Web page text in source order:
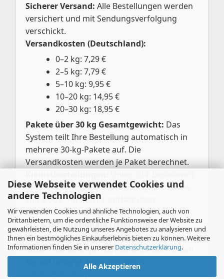
Diese Webseite verwendet Cookies und
andere Technologien
Wir verwenden Cookies und ähnliche Technologien, auch von
Drittanbietern, um die ordentliche Funktionsweise der Website zu
gewährleisten, die Nutzung unseres Angebotes zu analysieren und
Ihnen ein bestmögliches Einkaufserlebnis bieten zu können. Weitere
Informationen finden Sie in unserer Datenschutzerklärung.
Alle Akzeptieren
Sicherer Versand: Alle Bestellungen werden
versichert und mit Sendungsverfolgung
verschickt.
Versandkosten (Deutschland):
0–2 kg: 7,29 €
2–5 kg: 7,79 €
5–10 kg: 9,95 €
10–20 kg: 14,95 €
20–30 kg: 18,95 €
Pakete über 30 kg Gesamtgewicht: Das
System teilt Ihre Bestellung automatisch in
mehrere 30-kg-Pakete auf. Die
Versandkosten werden je Paket berechnet.
berechnen wir eine Bearbeitungspauschale
von 3,00 €. Ab 20,01 € entfällt diese
automatisch.
EU- & internationale Lieferungen:Der
Versand erfolgt per UPS oder GLS. Die
Kosten variieren je nach Land. Details finden
Sie auf unserer Seite Versand &
Zahlungsbedingungen.